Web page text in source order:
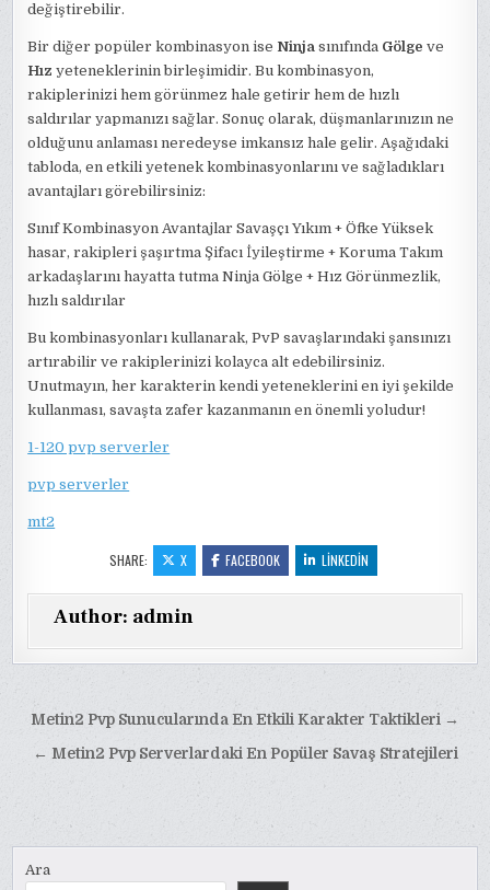
değiştirebilir.
Bir diğer popüler kombinasyon ise Ninja sınıfında Gölge ve
Hız yeteneklerinin birleşimidir. Bu kombinasyon,
rakiplerinizi hem görünmez hale getirir hem de hızlı
saldırılar yapmanızı sağlar. Sonuç olarak, düşmanlarınızın ne
olduğunu anlaması neredeyse imkansız hale gelir. Aşağıdaki
tabloda, en etkili yetenek kombinasyonlarını ve sağladıkları
avantajları görebilirsiniz:
Sınıf Kombinasyon Avantajlar Savaşçı Yıkım + Öfke Yüksek
hasar, rakipleri şaşırtma Şifacı İyileştirme + Koruma Takım
arkadaşlarını hayatta tutma Ninja Gölge + Hız Görünmezlik,
hızlı saldırılar
Bu kombinasyonları kullanarak, PvP savaşlarındaki şansınızı
artırabilir ve rakiplerinizi kolayca alt edebilirsiniz.
Unutmayın, her karakterin kendi yeteneklerini en iyi şekilde
kullanması, savaşta zafer kazanmanın en önemli yoludur!
1-120 pvp serverler
pvp serverler
mt2
SHARE: X FACEBOOK LINKEDIN
Author: admin
Yazı
gezinmesi
Metin2 Pvp Sunucularında En Etkili Karakter Taktikleri →
← Metin2 Pvp Serverlardaki En Popüler Savaş Stratejileri
Ara